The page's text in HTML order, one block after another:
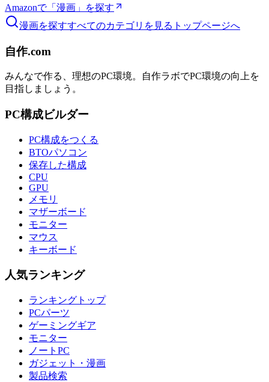
Amazonで「 漫画 」を探す
漫画を探すすべてのカテゴリを見る トップページへ
自作.com
みんなで作る、理想のPC環境。 自作ラボでPC環境の向上を
目指しましょう。
PC構成ビルダー
PC構成をつくる
BTOパソコン
保存した構成
CPU
GPU
メモリ
マザーボード
モニター
マウス
キーボード
人気ランキング
ランキングトップ
PCパーツ
ゲーミングギア
モニター
ノートPC
ガジェット・漫画
製品検索